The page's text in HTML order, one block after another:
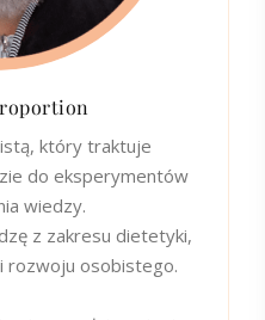
który traktuje
do eksperymentów
wiedzy.
z zakresu dietetyki,
rozwoju osobistego.